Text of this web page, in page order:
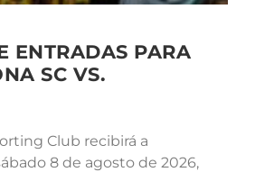
ENTRADAS PARA
SC VS.
Club recibirá a
8 de agosto de 2026,